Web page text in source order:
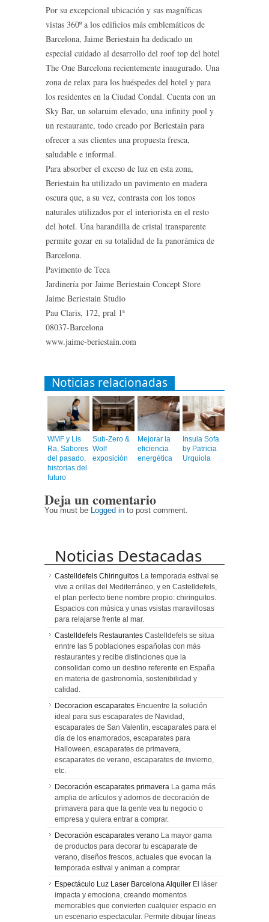
Por su excepcional ubicación y sus magníficas
vistas 360º a los edificios más emblemáticos de
Barcelona, Jaime Beriestain ha dedicado un
especial cuidado al desarrollo del roof top del hotel
The One Barcelona recientemente inaugurado. Una
zona de relax para los huéspedes del hotel y para
los residentes en la Ciudad Condal. Cuenta con un
Sky Bar, un solaruim elevado, una infinity pool y
un restaurante, todo creado por Beriestain para
ofrecer a sus clientes una propuesta fresca,
saludable e informal.
Para absorber el exceso de luz en esta zona,
Beriestain ha utilizado un pavimento en madera
oscura que, a su vez, contrasta con los tonos
naturales utilizados por el interiorista en el resto
del hotel. Una barandilla de cristal transparente
permite gozar en su totalidad de la panorámica de
Barcelona.
Pavimento de Teca
Jardinería por Jaime Beriestain Concept Store
Jaime Beriestain Studio
Pau Claris, 172, pral 1ª
08037-Barcelona
www.jaime-beriestain.com
Noticias relacionadas
WMF y Lis
Ra, Sabores
del pasado,
historias del
futuro
Sub-Zero &
Wolf
exposición
Mejorar la
eficiencia
energética
Insula Sofa
by Patricia
Urquiola
Deja un comentario
You must be Logged in to post comment.
Noticias Destacadas
Castelldefels Chiringuitos La temporada estival se
vive a orillas del Mediterráneo, y en Castelldefels,
el plan perfecto tiene nombre propio: chiringuitos.
Espacios con música y unas vsistas maravillosas
para relajarse frente al mar.
Castelldefels Restaurantes Castelldefels se situa
enntre las 5 poblaciones españolas con más
restaurantes y recibe distinciones que la
consolidan como un destino referente en España
en materia de gastronomía, sostenibilidad y
calidad.
Decoracion escaparates Encuentre la solución
ideal para sus escaparates de Navidad,
escaparates de San Valentín, escaparates para el
día de los enamorados, escaparates para
Halloween, escaparates de primavera,
escaparates de verano, escaparates de invierno,
etc.
Decoración escaparates primavera La gama más
amplia de artículos y adornos de decoración de
primavera para que la gente vea tu negocio o
empresa y quiera entrar a comprar.
Decoración escaparates verano La mayor gama
de productos para decorar tu escaparate de
verano, diseños frescos, actuales que evocan la
temporada estival y animan a comprar.
Espectáculo Luz Laser Barcelona Alquiler El láser
impacta y emociona, creando momentos
memorables que convierten cualquier espacio en
un escenario espectacular. Permite dibujar líneas